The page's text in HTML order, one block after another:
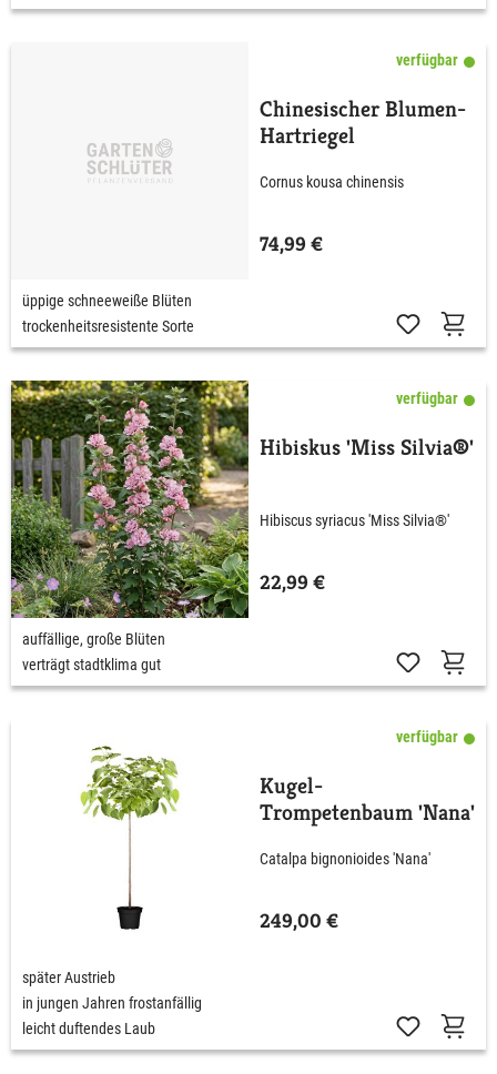
verfügbar
Chinesischer Blumen-
Hartriegel
Cornus kousa chinensis
74,99 €
üppige schneeweiße Blüten
trockenheitsresistente Sorte
verfügbar
Hibiskus 'Miss Silvia®'
Hibiscus syriacus 'Miss Silvia®'
22,99 €
auffällige, große Blüten
verträgt stadtklima gut
verfügbar
Kugel-
Trompetenbaum 'Nana'
Catalpa bignonioides 'Nana'
249,00 €
später Austrieb
in jungen Jahren frostanfällig
leicht duftendes Laub